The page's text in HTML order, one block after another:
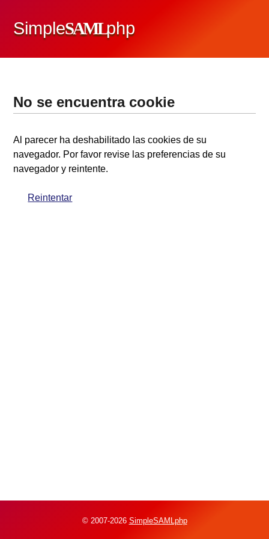
SimpleSAMLphp
No se encuentra cookie
Al parecer ha deshabilitado las cookies de su
navegador. Por favor revise las preferencias de su
navegador y reintente.
Reintentar
© 2007-2026 SimpleSAMLphp